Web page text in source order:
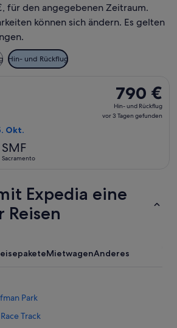
für den angegebenen Zeitraum.
können sich ändern. Es gelten
Hin- und Rückflug
790 €
Hin-
und
790 €
Hin- und Rückflug
vor 3 Tagen gefunden
Okt.
SMF
Sacramento
Expedia eine
Reisen
MietwagenAnderes
Park
Track